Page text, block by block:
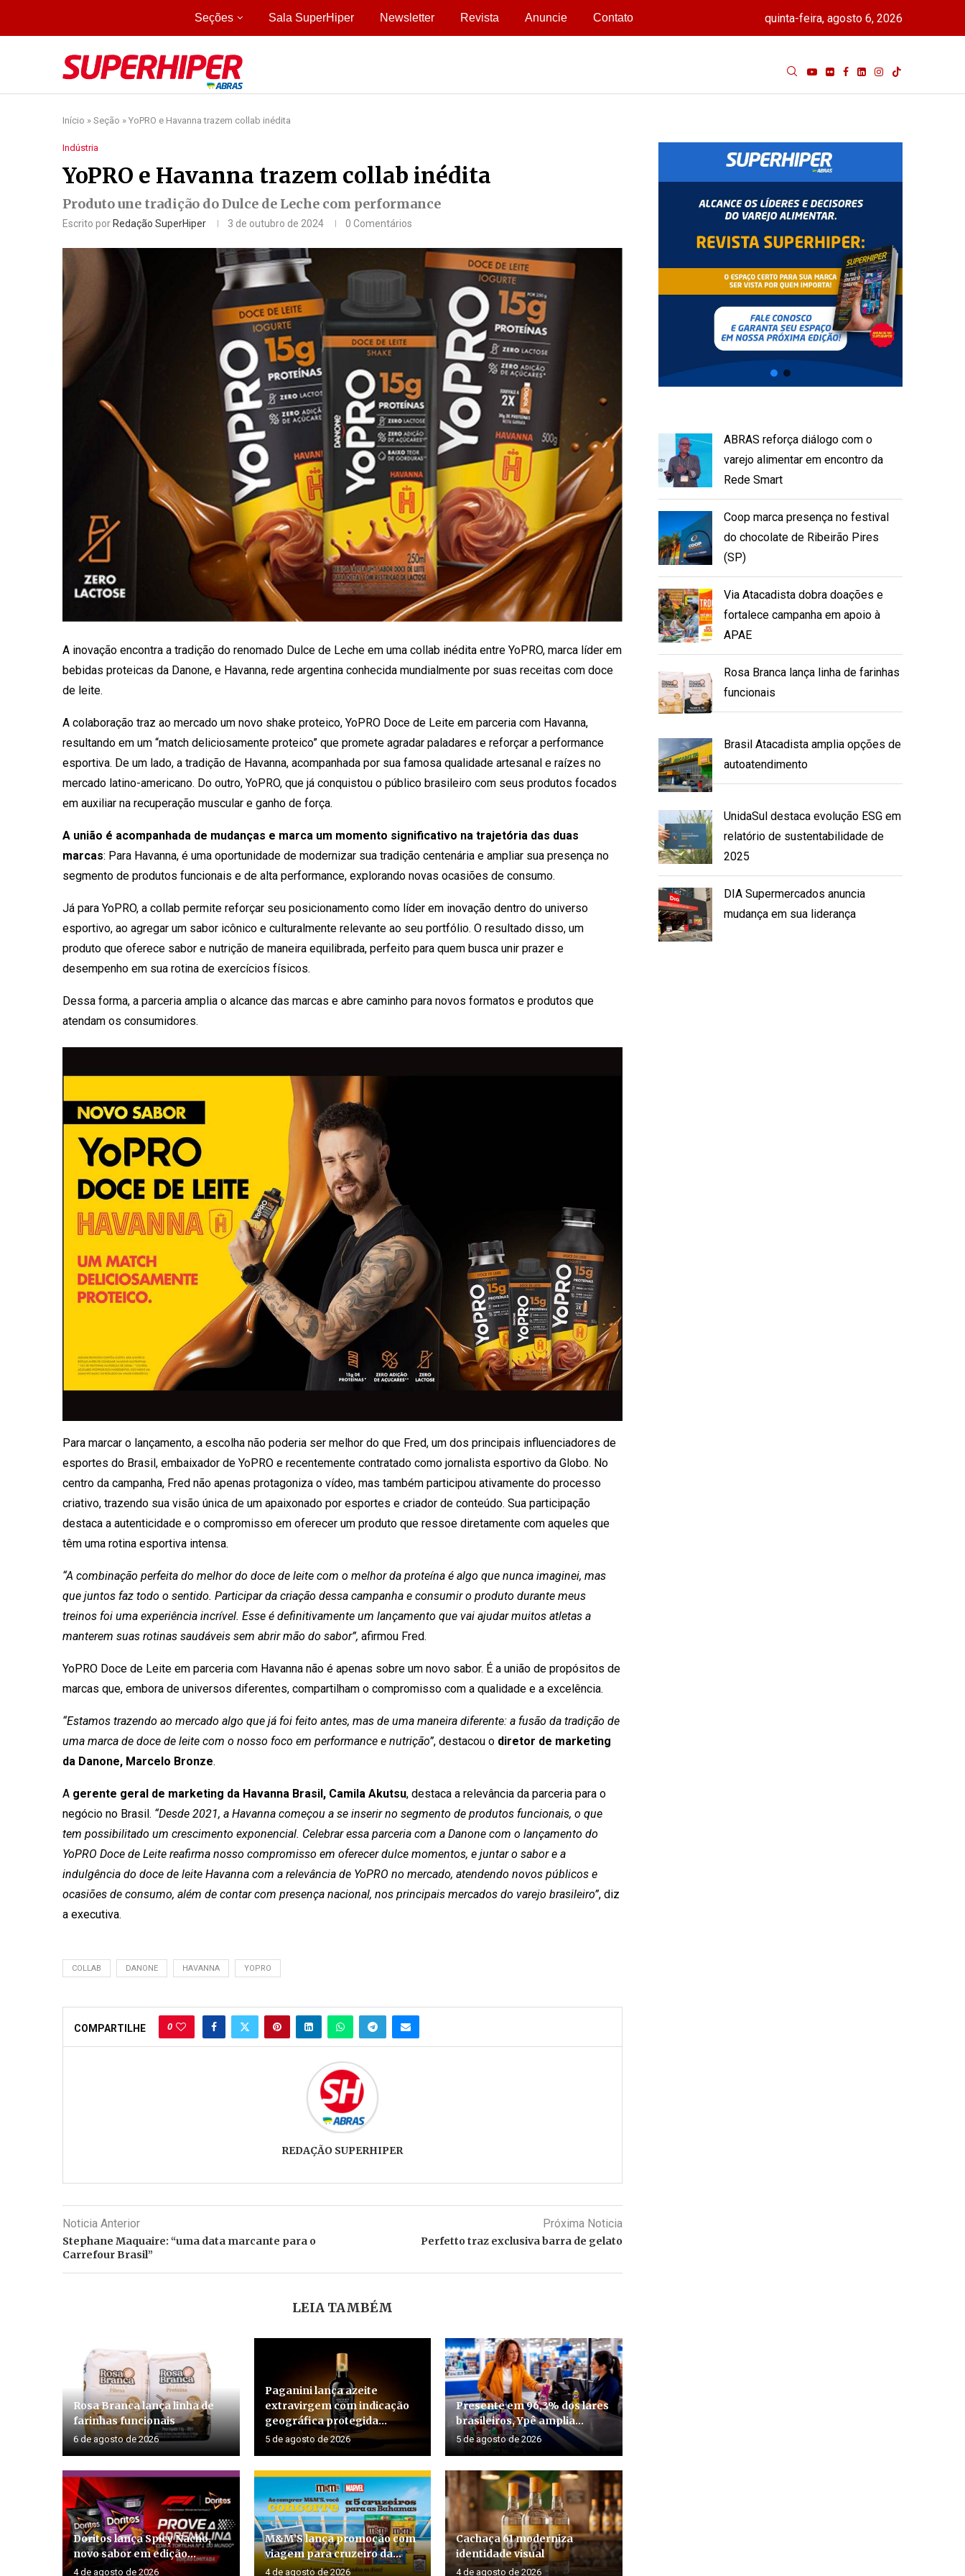
Seções Sala SuperHiper Newsletter Revista Anuncie Contato quinta-feira, agosto 6, 2026
Início » Seção » YoPRO e Havanna trazem collab inédita
Indústria
YoPRO e Havanna trazem collab inédita
Produto une tradição do Dulce de Leche com performance
Escrito por Redação SuperHiper 3 de outubro de 2024 0 Comentários
A inovação encontra a tradição do renomado Dulce de Leche em uma collab inédita entre YoPRO, marca líder em
bebidas proteicas da Danone, e Havanna, rede argentina conhecida mundialmente por suas receitas com doce
de leite.
A colaboração traz ao mercado um novo shake proteico, YoPRO Doce de Leite em parceria com Havanna,
resultando em um “match deliciosamente proteico” que promete agradar paladares e reforçar a performance
esportiva. De um lado, a tradição de Havanna, acompanhada por sua famosa qualidade artesanal e raízes no
mercado latino-americano. Do outro, YoPRO, que já conquistou o público brasileiro com seus produtos focados
em auxiliar na recuperação muscular e ganho de força.
A união é acompanhada de mudanças e marca um momento significativo na trajetória das duas
marcas: Para Havanna, é uma oportunidade de modernizar sua tradição centenária e ampliar sua presença no
segmento de produtos funcionais e de alta performance, explorando novas ocasiões de consumo.
Já para YoPRO, a collab permite reforçar seu posicionamento como líder em inovação dentro do universo
esportivo, ao agregar um sabor icônico e culturalmente relevante ao seu portfólio. O resultado disso, um
produto que oferece sabor e nutrição de maneira equilibrada, perfeito para quem busca unir prazer e
desempenho em sua rotina de exercícios físicos.
Dessa forma, a parceria amplia o alcance das marcas e abre caminho para novos formatos e produtos que
atendam os consumidores.
Para marcar o lançamento, a escolha não poderia ser melhor do que Fred, um dos principais influenciadores de
esportes do Brasil, embaixador de YoPRO e recentemente contratado como jornalista esportivo da Globo. No
centro da campanha, Fred não apenas protagoniza o vídeo, mas também participou ativamente do processo
criativo, trazendo sua visão única de um apaixonado por esportes e criador de conteúdo. Sua participação
destaca a autenticidade e o compromisso em oferecer um produto que ressoe diretamente com aqueles que
têm uma rotina esportiva intensa.
“A combinação perfeita do melhor do doce de leite com o melhor da proteína é algo que nunca imaginei, mas
que juntos faz todo o sentido. Participar da criação dessa campanha e consumir o produto durante meus
treinos foi uma experiência incrível. Esse é definitivamente um lançamento que vai ajudar muitos atletas a
manterem suas rotinas saudáveis sem abrir mão do sabor”, afirmou Fred.
YoPRO Doce de Leite em parceria com Havanna não é apenas sobre um novo sabor. É a união de propósitos de
marcas que, embora de universos diferentes, compartilham o compromisso com a qualidade e a excelência.
“Estamos trazendo ao mercado algo que já foi feito antes, mas de uma maneira diferente: a fusão da tradição de
uma marca de doce de leite com o nosso foco em performance e nutrição”, destacou o diretor de marketing
da Danone, Marcelo Bronze.
A gerente geral de marketing da Havanna Brasil, Camila Akutsu, destaca a relevância da parceria para o
negócio no Brasil. “Desde 2021, a Havanna começou a se inserir no segmento de produtos funcionais, o que
tem possibilitado um crescimento exponencial. Celebrar essa parceria com a Danone com o lançamento do
YoPRO Doce de Leite reafirma nosso compromisso em oferecer dulce momentos, e juntar o sabor e a
indulgência do doce de leite Havanna com a relevância de YoPRO no mercado, atendendo novos públicos e
ocasiões de consumo, além de contar com presença nacional, nos principais mercados do varejo brasileiro”, diz
a executiva.
COLLAB DANONE HAVANNA YOPRO
COMPARTILHE 0
REDAÇÃO SUPERHIPER
Noticia Anterior
Stephane Maquaire: “uma data marcante para o
Carrefour Brasil”
Próxima Noticia
Perfetto traz exclusiva barra de gelato
LEIA TAMBÉM
Rosa Branca lança linha de
farinhas funcionais
6 de agosto de 2026
Paganini lança azeite
extravirgem com indicação
geográfica protegida...
5 de agosto de 2026
Presente em 96,3% dos lares
brasileiros, Ypê amplia...
5 de agosto de 2026
Doritos lança Spicy Nacho,
novo sabor em edição...
4 de agosto de 2026
M&M’S lança promoção com
viagem para cruzeiro da...
4 de agosto de 2026
Cachaça 61 moderniza
identidade visual
4 de agosto de 2026
ABRAS reforça diálogo com o
varejo alimentar em encontro da
Rede Smart
Coop marca presença no festival
do chocolate de Ribeirão Pires
(SP)
Via Atacadista dobra doações e
fortalece campanha em apoio à
APAE
Rosa Branca lança linha de farinhas
funcionais
Brasil Atacadista amplia opções de
autoatendimento
UnidaSul destaca evolução ESG em
relatório de sustentabilidade de
2025
DIA Supermercados anuncia
mudança em sua liderança